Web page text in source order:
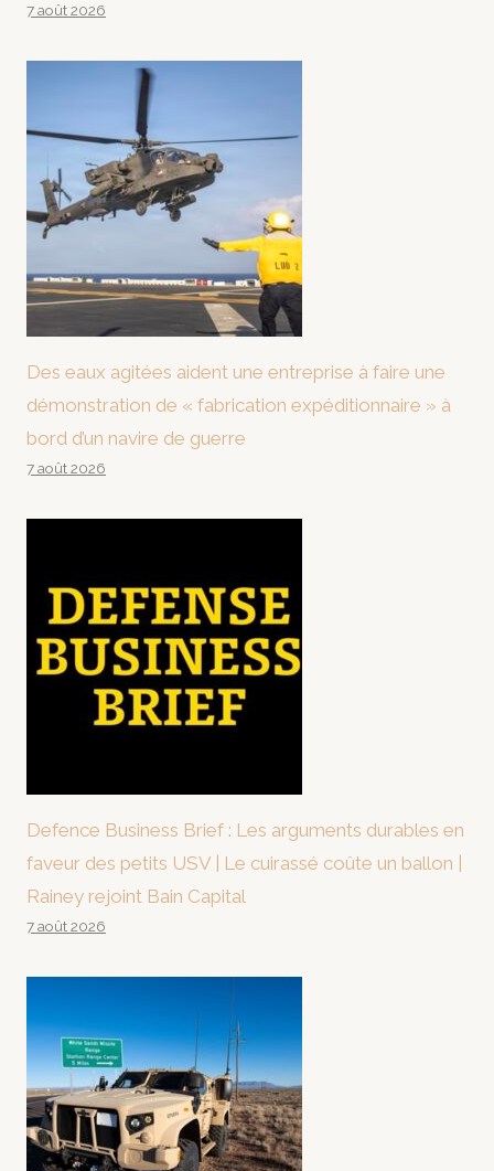
7 août 2026
Des eaux agitées aident une entreprise à faire une
démonstration de « fabrication expéditionnaire » à
bord d’un navire de guerre
7 août 2026
Defence Business Brief : Les arguments durables en
faveur des petits USV | Le cuirassé coûte un ballon |
Rainey rejoint Bain Capital
7 août 2026